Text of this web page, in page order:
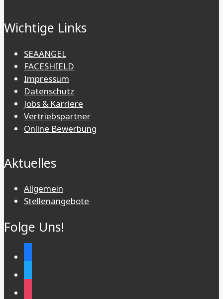
Wichtige Links
SEAANGEL
FACESHIELD
Impressum
Datenschutz
Jobs & Karriere
Vertriebspartner
Online Bewerbung
Aktuelles
Allgemein
Stellenangebote
Folge Uns!